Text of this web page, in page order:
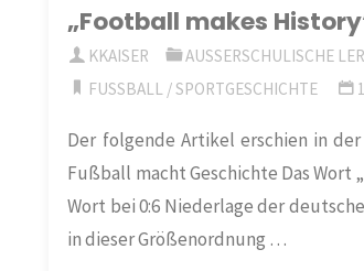
–
ein
neuer
Blick
auf
„Football makes
KKAISER AUSSERSCHULISCHE
FUSSBALL /SPORTGESCHICHTE
Der folgende Artikel erschien in
Fußball macht Geschichte Das
Wort bei 0:6 Niederlage der
in dieser Größenordnung …